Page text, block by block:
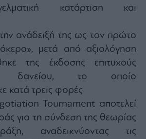
κατάρτιση και
ανάδειξή της ως τον πρώτο
μετά από αξιολόγηση
της έκδοσης επιτυχούς
δανείου, το οποίο
κατά τρεις φορές
Tournament αποτελεί
για τη σύνδεση της θεωρίας
αναδεικνύοντας τις